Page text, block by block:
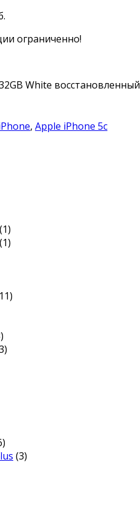
ограниченно!
White восстановленный
, Apple iPhone 5c
(1)
(1)
(3)